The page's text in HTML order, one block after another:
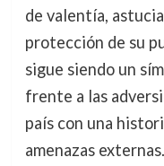
de valentía,
protección de su
sigue siendo un
frente a las
país con una
amenazas